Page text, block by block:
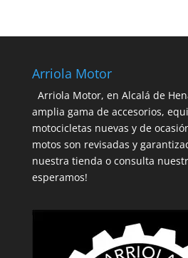
Arriola Motor
Arriola Motor, en Alcalá de
amplia gama de accesorios,
motocicletas nuevas y de
motos son revisadas y
nuestra tienda o consulta
esperamos!